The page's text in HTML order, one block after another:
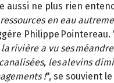
aussi ne plus rien
en eau
Philippe Pointereau.
rivière a vu ses
les alevins
!", se souvient